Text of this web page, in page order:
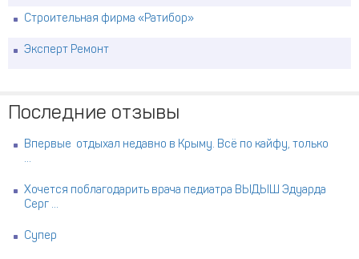
Строительная фирма «Ратибор»
Эксперт Ремонт
Последние отзывы
Впервые отдыхал недавно в Крыму. Всё по кайфу, только
...
Хочется поблагодарить врача педиатра ВЫДЫШ Эдуарда
Серг ...
Супер